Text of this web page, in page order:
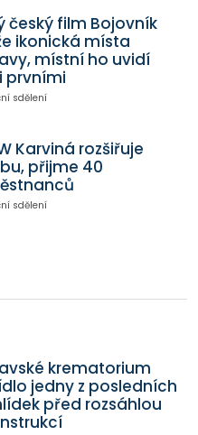
český film Bojovník
ikonická místa
místní ho uvidí
prvními
sdělení
Karviná rozšiřuje
přijme 40
sdělení
krematorium
jedny z posledních
před rozsáhlou